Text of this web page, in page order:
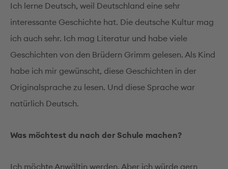
Ich lerne Deutsch, weil Deutschland eine sehr
interessante Geschichte hat. Die deutsche Kultur mag
ich auch sehr. Ich mag Literatur und habe viele
Geschichten von den Brüdern Grimm gelesen. Als Kind
habe ich mir gewünscht, diese Geschichten in der
Originalsprache zu lesen. Und diese Sprache war
natürlich Deutsch.
Was möchtest du nach der Schule machen?
Ich möchte Anwältin werden. Aber ich würde gern